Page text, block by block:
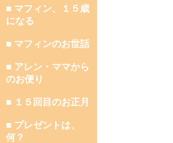
■ マフィン、１５歳
になる
■ マフィンのお世話
■ アレン・ママから
のお便り
■ １５回目のお正月
■ プレゼントは、
何？